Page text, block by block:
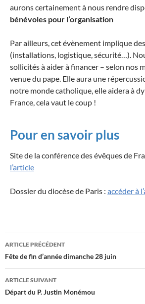
aurons certainement à nous rendre
bénévoles pour l’organisation
Par ailleurs, cet évènement implique
(installations, logistique, sécurité…).
sollicités à aider à financer – selon nos
venue du pape. Elle aura une
notre monde catholique, elle aidera à
France, cela vaut le coup !
Pour en savoir plus
Site de la conférence des évêques de
l’article
Dossier du diocèse de Paris : accéder à
Navigation
des
articles
ARTICLE PRÉCÉDENT
Fête de fin d’année dimanche 28 juin
ARTICLE SUIVANT
Départ du P. Justin Monémou